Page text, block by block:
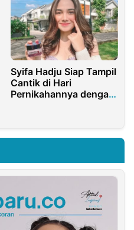
Syifa Hadju Siap Tampil
Cantik di Hari
Pernikahannya dengan